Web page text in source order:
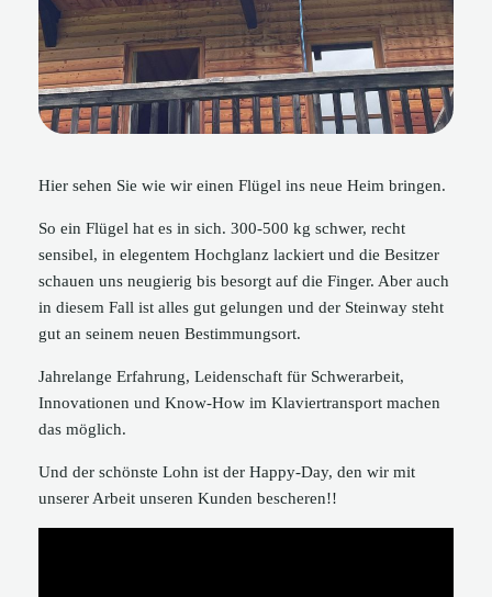
Hier sehen Sie wie wir einen Flügel ins neue Heim bringen.
So ein Flügel hat es in sich. 300-500 kg schwer, recht
sensibel, in elegentem Hochglanz lackiert und die Besitzer
schauen uns neugierig bis besorgt auf die Finger. Aber auch
in diesem Fall ist alles gut gelungen und der Steinway steht
gut an seinem neuen Bestimmungsort.
Jahrelange Erfahrung, Leidenschaft für Schwerarbeit,
Innovationen und Know-How im Klaviertransport machen
das möglich.
Und der schönste Lohn ist der Happy-Day, den wir mit
unserer Arbeit unseren Kunden bescheren!!